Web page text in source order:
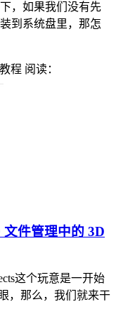
，如果我们没有先
到系统盘里，那怎
程 阅读：
件管理中的 3D
这个玩意是一开始
，那么，我们就来干